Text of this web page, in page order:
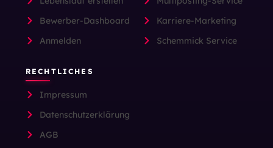
Bewerber-Dashboard
Anmelden
Karriere-Marketing
Schemmick Service
RECHTLICHES
Impressum
Datenschutzerklärung
AGB